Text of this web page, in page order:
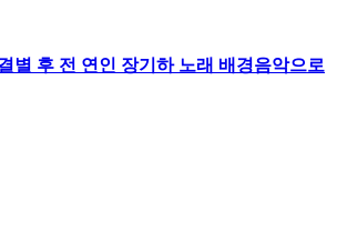
별 후 전 연인 장기하 노래 배경음악으로